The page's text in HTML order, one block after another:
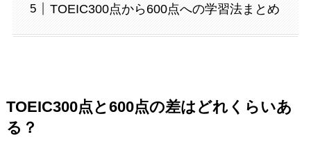
TOEIC300点から600点への学習法まとめ
TOEIC300点と600点の差はどれくらいあ
る？